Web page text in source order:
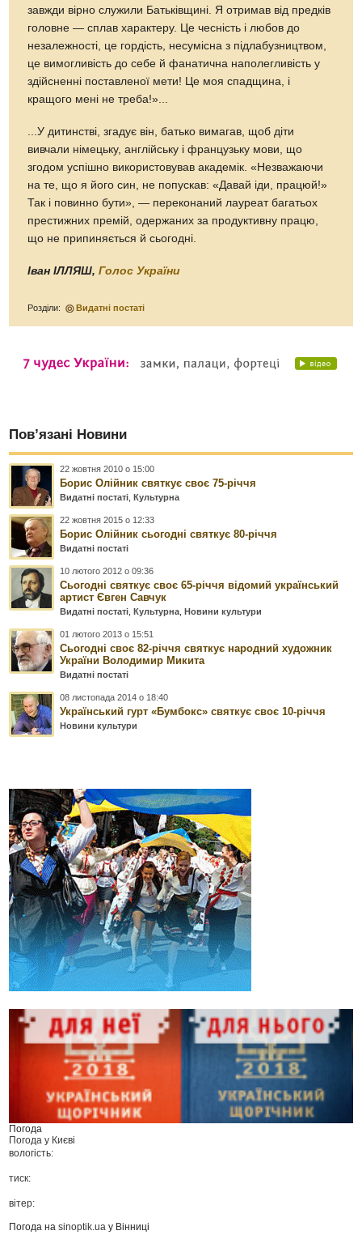
завжди вірно служили Батьківщині. Я отримав від предків
головне — сплав характеру. Це чесність і любов до
незалежності, це гордість, несумісна з підлабузництвом,
це вимогливість до себе й фанатична наполегливість у
здійсненні поставленої мети! Це моя спадщина, і
кращого мені не треба!»...
...У дитинстві, згадує він, батько вимагав, щоб діти
вивчали німецьку, англійську і французьку мови, що
згодом успішно використовував академік. «Незважаючи
на те, що я його син, не попускав: «Давай іди, працюй!»
Так і повинно бути», — переконаний лауреат багатьох
престижних премій, одержаних за продуктивну працю,
що не припиняється й сьогодні.
Іван ІЛЛЯШ,Голос України
Розділи: Видатні постаті
Пов’язані Новини
22 жовтня 2010 о 15:00
Борис Олійник святкує своє 75-річчя
Видатні постаті ,Культурна
22 жовтня 2015 о 12:33
Борис Олійник сьогодні святкує 80-річчя
Видатні постаті
10 лютого 2012 о 09:36
Сьогодні святкує своє 65-річчя відомий український
артист Євген Савчук
Видатні постаті ,Культурна ,Новини культури
01 лютого 2013 о 15:51
Сьогодні своє 82-річчя святкує народний художник
України Володимир Микита
Видатні постаті
08 листопада 2014 о 18:40
Український гурт «Бумбокс» святкує своє 10-річчя
Новини культури
Погода
Погода у Києві
вологість:
тиск:
вітер:
Погода наsinoptik.ua у Вінниці